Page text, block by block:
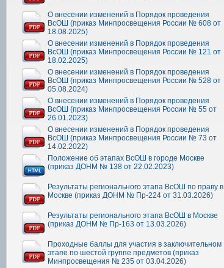
О внесении изменений в Порядок проведения
ВсОШ (приказ Минпросвещения России № 608 от
18.08.2025)
О внесении изменений в Порядок проведения
ВсОШ (приказ Минпросвещения России № 121 от
18.02.2025)
О внесении изменений в Порядок проведения
ВсОШ (приказ Минпросвещения России № 528 от
05.08.2024)
О внесении изменений в Порядок проведения
ВсОШ (приказ Минпросвещения России № 55 от
26.01.2023)
О внесении изменений в Порядок проведения
ВсОШ (приказ Минпросвещения России № 73 от
14.02.2022)
Положение об этапах ВсОШ в городе Москве
(приказ ДОНМ № 138 от 22.02.2023)
Результаты регионального этапа ВсОШ по праву в
Москве (приказ ДОНМ № Пр-224 от 31.03.2026)
Результаты регионального этапа ВсОШ в Москве
(приказ ДОНМ № Пр-163 от 13.03.2026)
Проходные баллы для участия в заключительном
этапе по шестой группе предметов (приказ
Минпросвещения № 235 от 03.04.2026)